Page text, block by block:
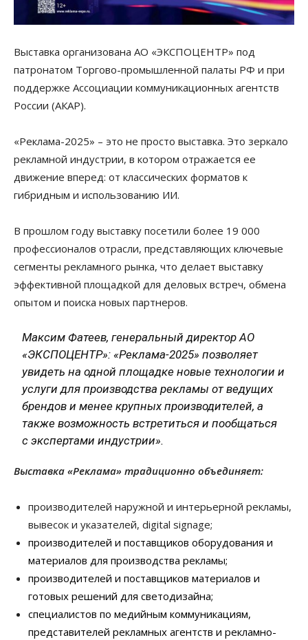
Выставка организована АО «ЭКСПОЦЕНТР» под
патронатом Торгово-промышленной палаты РФ и при
поддержке Ассоциации коммуникационных агентств
России (АКАР).
«Реклама-2025» – это не просто выставка. Это зеркало
рекламной индустрии, в котором отражается ее
движение вперед: от классических форматов к
гибридным и использованию ИИ.
В прошлом году выставку посетили более 19 000
профессионалов отрасли, представляющих ключевые
сегменты рекламного рынка, что делает выставку
эффективной площадкой для деловых встреч, обмена
опытом и поиска новых партнеров.
Максим Фатеев, генеральный директор АО
«ЭКСПОЦЕНТР»: «Реклама-2025» позволяет
увидеть на одной площадке новые технологии и
услуги для производства рекламы от ведущих
брендов и менее крупных производителей, а
также возможность встретиться и пообщаться
с экспертами индустрии».
Выставка «Реклама» традиционно объединяет:
производителей наружной и интерьерной рекламы,
вывесок и указателей, digital signage;
производителей и поставщиков оборудования и
материалов для производства рекламы;
производителей и поставщиков материалов и
готовых решений для светодизайна;
специалистов по медийным коммуникациям,
представителей рекламных агентств и рекламно-